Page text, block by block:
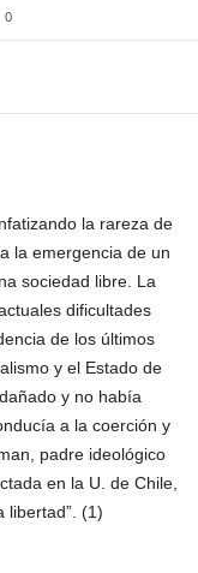
0
la rareza de
la emergencia de un
sociedad libre. La
dificultades
de los últimos
y el Estado de
y no había
a la coerción y
padre ideológico
en la U. de Chile,
libertad”. (1)